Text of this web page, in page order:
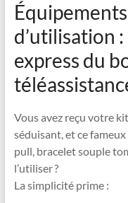
d’utilisation
express du
Vous avez reçu votre
séduisant, et ce
pull, bracelet souple
l’utiliser ?
La simplicité prime :